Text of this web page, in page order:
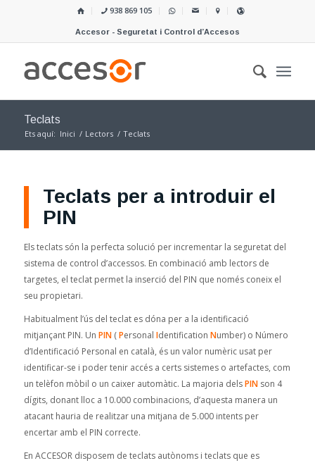
938 869 105
Accesor - Seguretat i Control d’Accesos
Teclats
Ets aquí: Inici / Lectors / Teclats
Teclats per a introduir el
PIN
Els teclats són la perfecta solució per incrementar la seguretat del
sistema de control d’accessos. En combinació amb lectors de
targetes, el teclat permet la inserció del PIN que només coneix el
seu propietari.
Habitualment l’ús del teclat es dóna per a la identificació
mitjançant PIN. Un PIN (Personal Identification Number) o Número
d’Identificació Personal en català, és un valor numèric usat per
identificar-se i poder tenir accés a certs sistemes o artefactes, com
un telèfon mòbil o un caixer automàtic. La majoria delsPIN son 4
dígits, donant lloc a 10.000 combinacions, d’aquesta manera un
atacant hauria de realitzar una mitjana de 5.000 intents per
encertar amb el PIN correcte.
En ACCESOR disposem de teclats autònoms i teclats que es